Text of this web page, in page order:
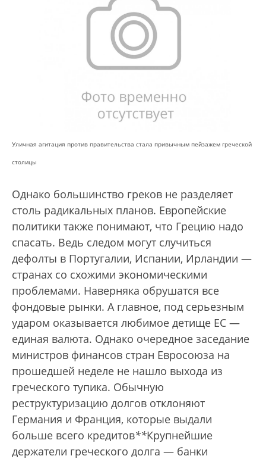
Уличная агитация против правительства стала привычным пейзажем греческой
столицы
Однако большинство греков не разделяет
столь радикальных планов. Европейские
политики также понимают, что Грецию надо
спасать. Ведь следом могут случиться
дефолты в Португалии, Испании, Ирландии —
странах со схожими экономическими
проблемами. Наверняка обрушатся все
фондовые рынки. А главное, под серьезным
ударом оказывается любимое детище ЕС —
единая валюта. Однако очередное заседание
министров финансов стран Евросоюза на
прошедшей неделе не нашло выхода из
греческого тупика. Обычную
реструктуризацию долгов отклоняют
Германия и Франция, которые выдали
больше всего кредитов**Крупнейшие
держатели греческого долга — банки